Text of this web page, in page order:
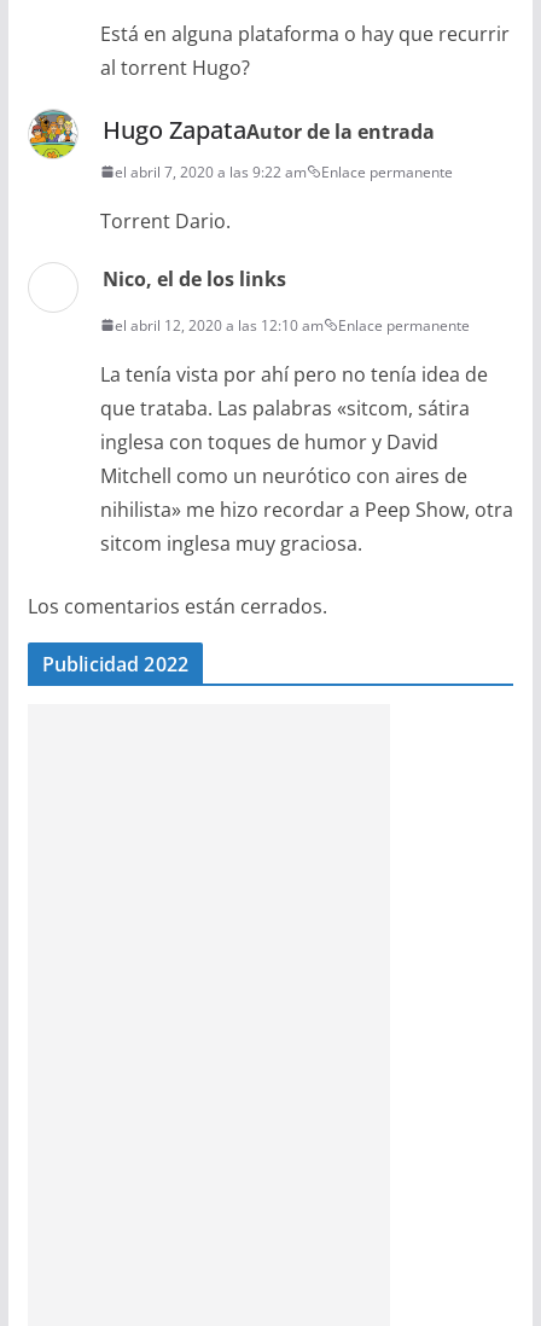
Está en alguna plataforma o hay que recurrir
al torrent Hugo?
Hugo ZapataAutor de la entrada
el abril 7, 2020 a las 9:22 am Enlace permanente
Torrent Dario.
Nico, el de los links
el abril 12, 2020 a las 12:10 am Enlace permanente
La tenía vista por ahí pero no tenía idea de
que trataba. Las palabras «sitcom, sátira
inglesa con toques de humor y David
Mitchell como un neurótico con aires de
nihilista» me hizo recordar a Peep Show, otra
sitcom inglesa muy graciosa.
Los comentarios están cerrados.
Publicidad 2022